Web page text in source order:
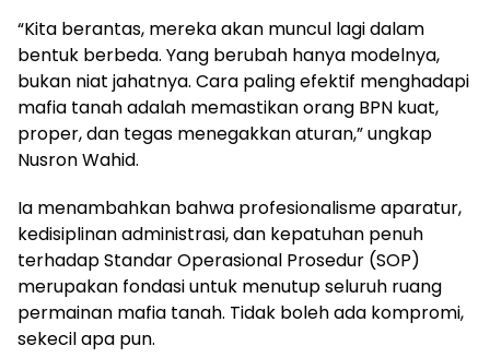
“Kita berantas, mereka akan muncul lagi dalam
bentuk berbeda. Yang berubah hanya modelnya,
bukan niat jahatnya. Cara paling efektif menghadapi
mafia tanah adalah memastikan orang BPN kuat,
proper, dan tegas menegakkan aturan,” ungkap
Nusron Wahid.
Ia menambahkan bahwa profesionalisme aparatur,
kedisiplinan administrasi, dan kepatuhan penuh
terhadap Standar Operasional Prosedur (SOP)
merupakan fondasi untuk menutup seluruh ruang
permainan mafia tanah. Tidak boleh ada kompromi,
sekecil apa pun.